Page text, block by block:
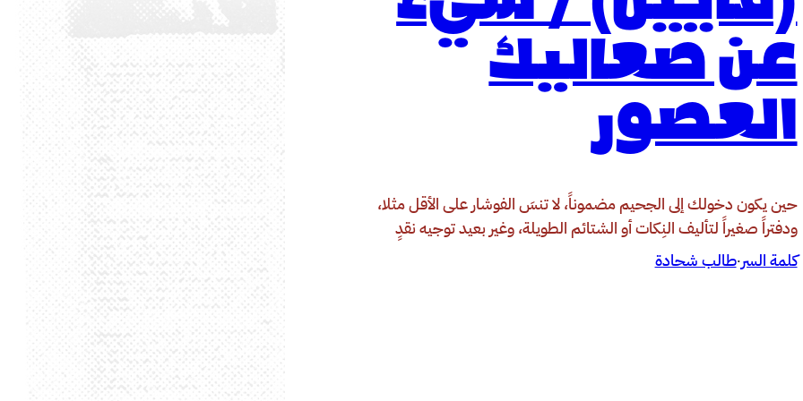
عن صعاليك
العصور
حين يكون دخولك إلى الجحيم مضموناً، لا تنسَ الفوشار على الأقل مثلا،
ودفتراً صغيراً لتأليف النِكات أو الشتائم الطويلة، وغير بعيد توجيه نقدٍ
كلمة السر·طالب شحادة